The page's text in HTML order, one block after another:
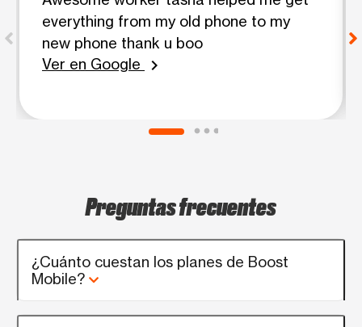
everything from my old phone to my
new phone thank u boo
Ver en Google
chevron_right
Preguntas frecuentes
¿Cuánto cuestan los planes de Boost
Mobile?